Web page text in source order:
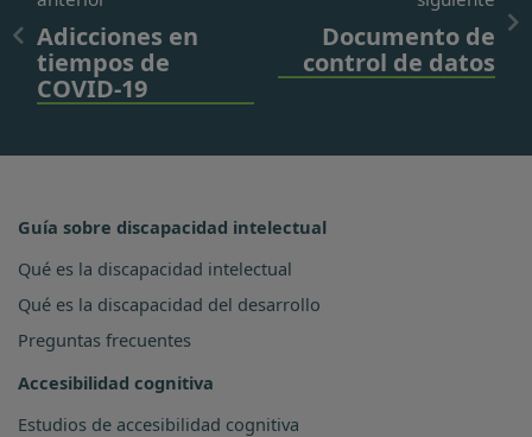
Adicciones en
tiempos de
COVID-19
Documento de
control de datos
Guía sobre discapacidad intelectual
Qué es la discapacidad intelectual
Qué es la discapacidad del desarrollo
Preguntas frecuentes
Accesibilidad cognitiva
Estudios de accesibilidad cognitiva